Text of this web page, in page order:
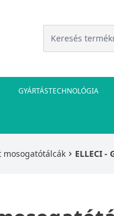
GYÁRTÁSTECHNOLÓGIA
mosogatótálcák ELLECI -